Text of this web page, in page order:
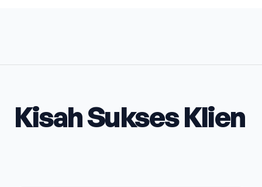
Kisah Sukses Klien